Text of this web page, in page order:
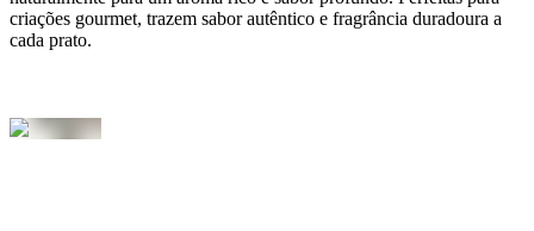
criações gourmet, trazem sabor autêntico e fragrância duradoura a
cada prato.